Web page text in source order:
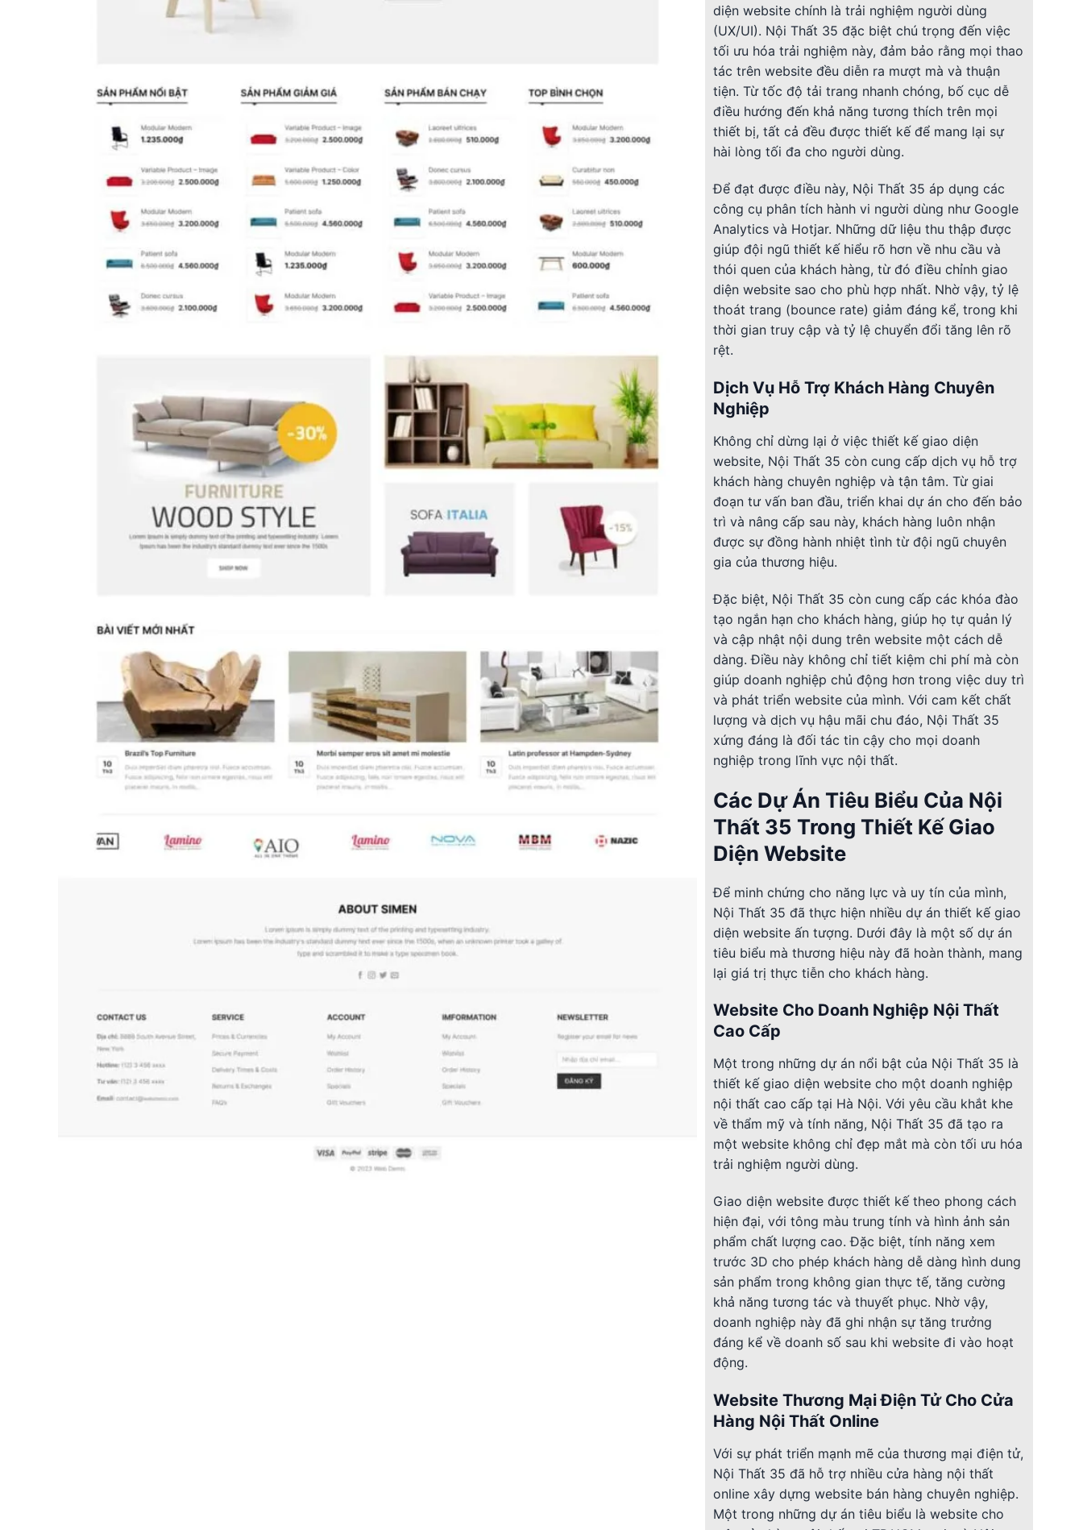
diện website chính là trải nghiệm người dùng
(UX/UI). Nội Thất 35 đặc biệt chú trọng đến việc
tối ưu hóa trải nghiệm này, đảm bảo rằng mọi thao
tác trên website đều diễn ra mượt mà và thuận
tiện. Từ tốc độ tải trang nhanh chóng, bố cục dễ
điều hướng đến khả năng tương thích trên mọi
thiết bị, tất cả đều được thiết kế để mang lại sự
hài lòng tối đa cho người dùng.
Để đạt được điều này, Nội Thất 35 áp dụng các
công cụ phân tích hành vi người dùng như Google
Analytics và Hotjar. Những dữ liệu thu thập được
giúp đội ngũ thiết kế hiểu rõ hơn về nhu cầu và
thói quen của khách hàng, từ đó điều chỉnh giao
diện website sao cho phù hợp nhất. Nhờ vậy, tỷ lệ
thoát trang (bounce rate) giảm đáng kể, trong khi
thời gian truy cập và tỷ lệ chuyển đổi tăng lên rõ
rệt.
Dịch Vụ Hỗ Trợ Khách Hàng Chuyên
Nghiệp
Không chỉ dừng lại ở việc thiết kế giao diện
website, Nội Thất 35 còn cung cấp dịch vụ hỗ trợ
khách hàng chuyên nghiệp và tận tâm. Từ giai
đoạn tư vấn ban đầu, triển khai dự án cho đến bảo
trì và nâng cấp sau này, khách hàng luôn nhận
được sự đồng hành nhiệt tình từ đội ngũ chuyên
gia của thương hiệu.
Đặc biệt, Nội Thất 35 còn cung cấp các khóa đào
tạo ngắn hạn cho khách hàng, giúp họ tự quản lý
và cập nhật nội dung trên website một cách dễ
dàng. Điều này không chỉ tiết kiệm chi phí mà còn
giúp doanh nghiệp chủ động hơn trong việc duy trì
và phát triển website của mình. Với cam kết chất
lượng và dịch vụ hậu mãi chu đáo, Nội Thất 35
xứng đáng là đối tác tin cậy cho mọi doanh
nghiệp trong lĩnh vực nội thất.
Các Dự Án Tiêu Biểu Của Nội
Thất 35 Trong Thiết Kế Giao
Diện Website
Để minh chứng cho năng lực và uy tín của mình,
Nội Thất 35 đã thực hiện nhiều dự án thiết kế giao
diện website ấn tượng. Dưới đây là một số dự án
tiêu biểu mà thương hiệu này đã hoàn thành, mang
lại giá trị thực tiễn cho khách hàng.
Website Cho Doanh Nghiệp Nội Thất
Cao Cấp
Một trong những dự án nổi bật của Nội Thất 35 là
thiết kế giao diện website cho một doanh nghiệp
nội thất cao cấp tại Hà Nội. Với yêu cầu khắt khe
về thẩm mỹ và tính năng, Nội Thất 35 đã tạo ra
một website không chỉ đẹp mắt mà còn tối ưu hóa
trải nghiệm người dùng.
Giao diện website được thiết kế theo phong cách
hiện đại, với tông màu trung tính và hình ảnh sản
phẩm chất lượng cao. Đặc biệt, tính năng xem
trước 3D cho phép khách hàng dễ dàng hình dung
sản phẩm trong không gian thực tế, tăng cường
khả năng tương tác và thuyết phục. Nhờ vậy,
doanh nghiệp này đã ghi nhận sự tăng trưởng
đáng kể về doanh số sau khi website đi vào hoạt
động.
Website Thương Mại Điện Tử Cho Cửa
Hàng Nội Thất Online
Với sự phát triển mạnh mẽ của thương mại điện tử,
Nội Thất 35 đã hỗ trợ nhiều cửa hàng nội thất
online xây dựng website bán hàng chuyên nghiệp.
Một trong những dự án tiêu biểu là website cho